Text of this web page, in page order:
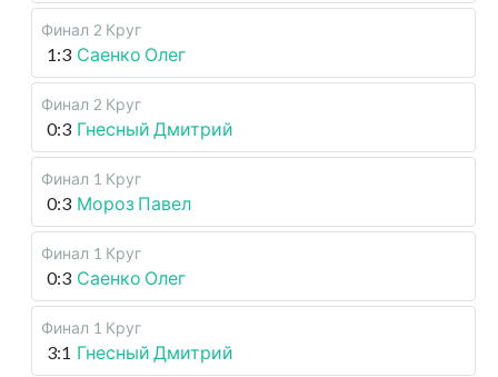
Финал 2 Круг
1:3 Саенко Олег
Финал 2 Круг
0:3 Гнесный Дмитрий
Финал 1 Круг
0:3 Мороз Павел
Финал 1 Круг
0:3 Саенко Олег
Финал 1 Круг
3:1 Гнесный Дмитрий